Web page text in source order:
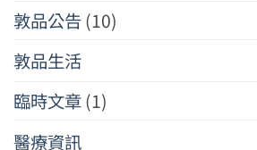
敦品公告(10)
敦品生活
臨時文章(1)
醫療資訊